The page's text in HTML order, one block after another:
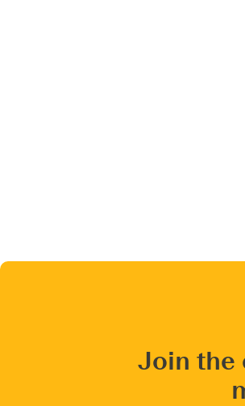
Join the